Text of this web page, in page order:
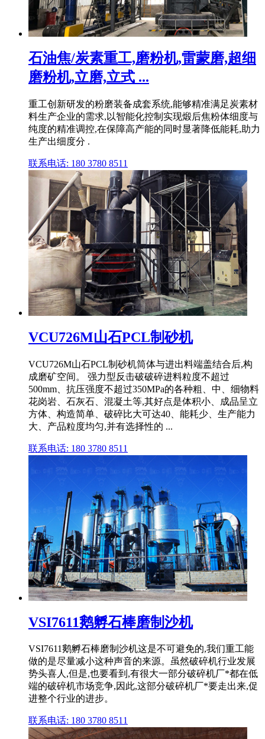
石油焦/炭素重工,磨粉机,雷蒙磨,超细
磨粉机,立磨,立式 ...
重工创新研发的粉磨装备成套系统,能够精准满足炭素材
料生产企业的需求,以智能化控制实现煅后焦粉体细度与
纯度的精准调控,在保障高产能的同时显著降低能耗,助力
生产出细度分 .
联系电话: 180 3780 8511
VCU726M山石PCL制砂机
VCU726M山石PCL制砂机筒体与进出料端盖结合后,构
成磨矿空间。 强力型反击破破碎进料粒度不超过
500mm、抗压强度不超过350MPa的各种粗、中、细物料
花岗岩、石灰石、混凝土等,其好点是体积小、成品呈立
方体、构造简单、破碎比大可达40、能耗少、生产能力
大、产品粒度均匀,并有选择性的 ...
联系电话: 180 3780 8511
VSI7611鹅孵石棒磨制沙机
VSI7611鹅孵石棒磨制沙机这是不可避免的,我们重工能
做的是尽量减小这种声音的来源。虽然破碎机行业发展
势头喜人,但是,也要看到,有很大一部分破碎机厂*都在低
端的破碎机市场竞争,因此,这部分破碎机厂*要走出来,促
进整个行业的进步。
联系电话: 180 3780 8511